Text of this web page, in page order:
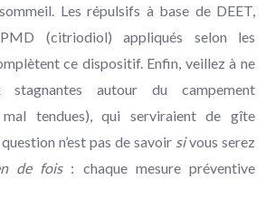
Les répulsifs à base de DEET,
(citriodiol) appliqués selon les
ce dispositif. Enfin, veillez à ne
stagnantes autour du campement
mal tendues), qui serviraient de gîte
n’est pas de savoir sivous serez
de fois: chaque mesure préventive